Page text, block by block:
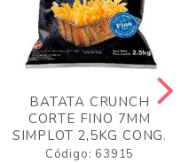
BATATA CRUNCH
CORTE FINO 7MM
SIMPLOT 2,5KG CONG.
Código: 63915